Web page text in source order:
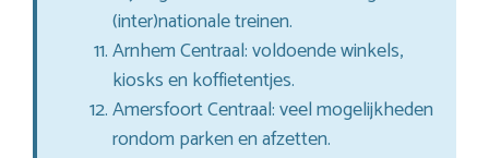
(inter)nationale treinen.
Arnhem Centraal: voldoende winkels,
kiosks en koffietentjes.
Amersfoort Centraal: veel mogelijkheden
rondom parken en afzetten.